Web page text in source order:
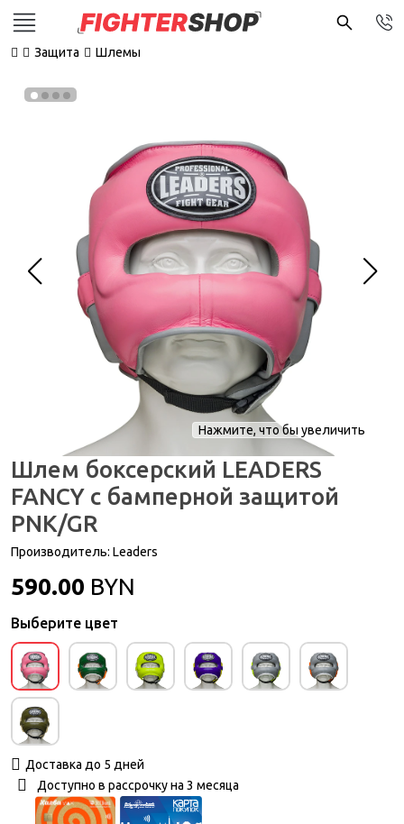
Защита Шлемы
Нажмите, что бы увеличить
Шлем боксерский LEADERS
FANCY с бамперной защитой
PNK/GR
Производитель: Leaders
590.00 BYN
Выберите цвет
Доставка до 5 дней
Доступно в рассрочку на 3 месяца